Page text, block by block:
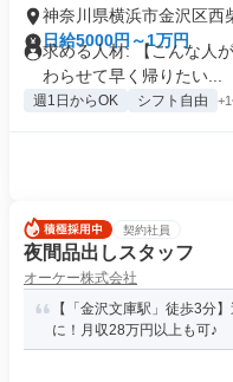
神奈川県横浜市金沢区西
日給5000円～1万円
求める人材: 【こんな人
わらせて早く帰りたい...
週1日からOK シフト自由
契約社員
夜間品出しスタッフ
オーケー株式会社
【「金沢文庫駅」徒歩3分
に！月収28万円以上も可♪